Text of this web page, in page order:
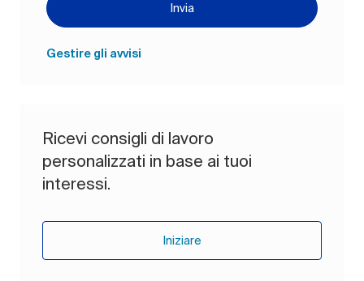
Invia
Gestire gli avvisi
Ricevi consigli di lavoro
personalizzati in base ai tuoi
interessi.
Iniziare